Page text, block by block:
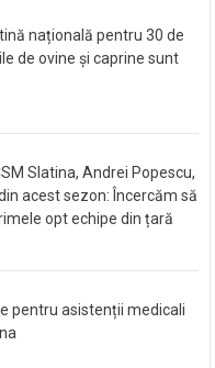
națională pentru 30 de
de ovine și caprine sunt
Slatina, Andrei Popescu,
acest sezon: Încercăm să
opt echipe din țară
pentru asistenții medicali